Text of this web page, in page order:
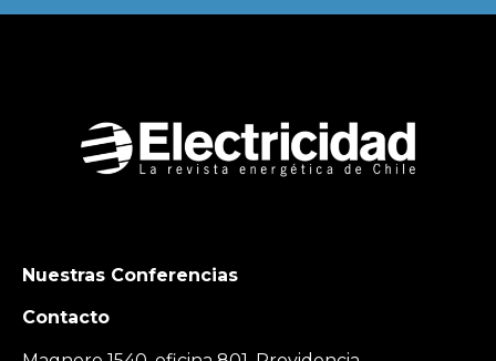
Nuestras Conferencias
Contacto